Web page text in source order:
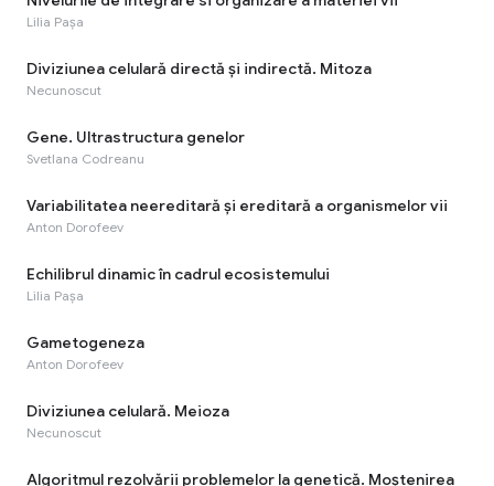
Lilia Pașa
Diviziunea celulară directă și indirectă. Mitoza
Necunoscut
Gene. Ultrastructura genelor
Svetlana Codreanu
Variabilitatea neereditară și ereditară a organismelor vii
Anton Dorofeev
Echilibrul dinamic în cadrul ecosistemului
Lilia Pașa
Gametogeneza
Anton Dorofeev
Diviziunea celulară. Meioza
Necunoscut
Algoritmul rezolvării problemelor la genetică. Moștenirea